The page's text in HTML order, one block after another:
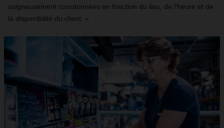
soigneusement coordonnées en fonction du lieu, de l’heure et de
la disponibilité du client. »